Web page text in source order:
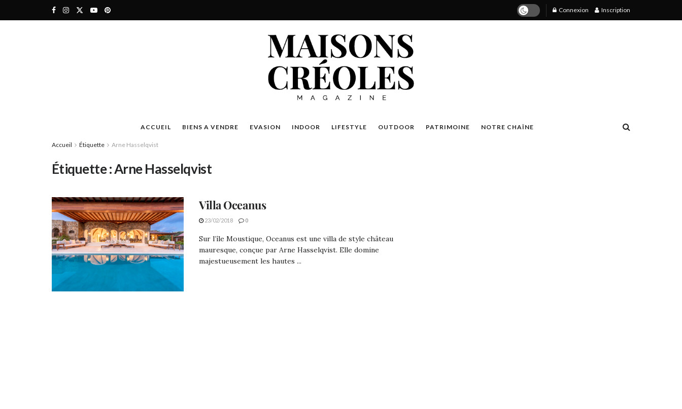
Connexion Inscription
ACCUEIL BIENS A VENDRE EVASION INDOOR LIFESTYLE OUTDOOR PATRIMOINE NOTRE CHAÎNE
Accueil Étiquette Arne Hasselqvist
Étiquette :Arne Hasselqvist
Villa Oceanus
23/02/2018 0
Sur l’île Moustique, Oceanus est une villa de style château
mauresque, conçue par Arne Hasselqvist. Elle domine
majestueusement les hautes ...